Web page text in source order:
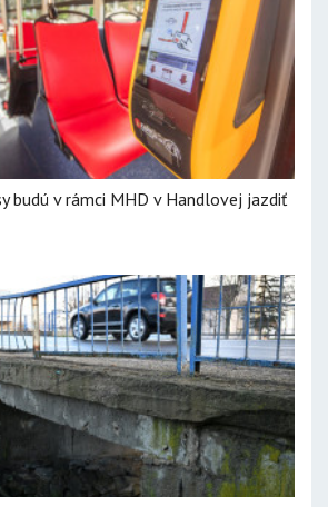
budú v rámci MHD v Handlovej jazdiť